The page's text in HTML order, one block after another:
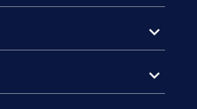
expand_more
expand_more